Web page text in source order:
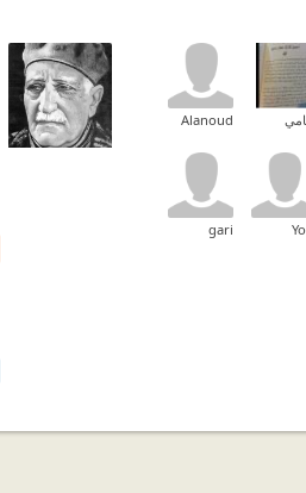
Alanoud
gari